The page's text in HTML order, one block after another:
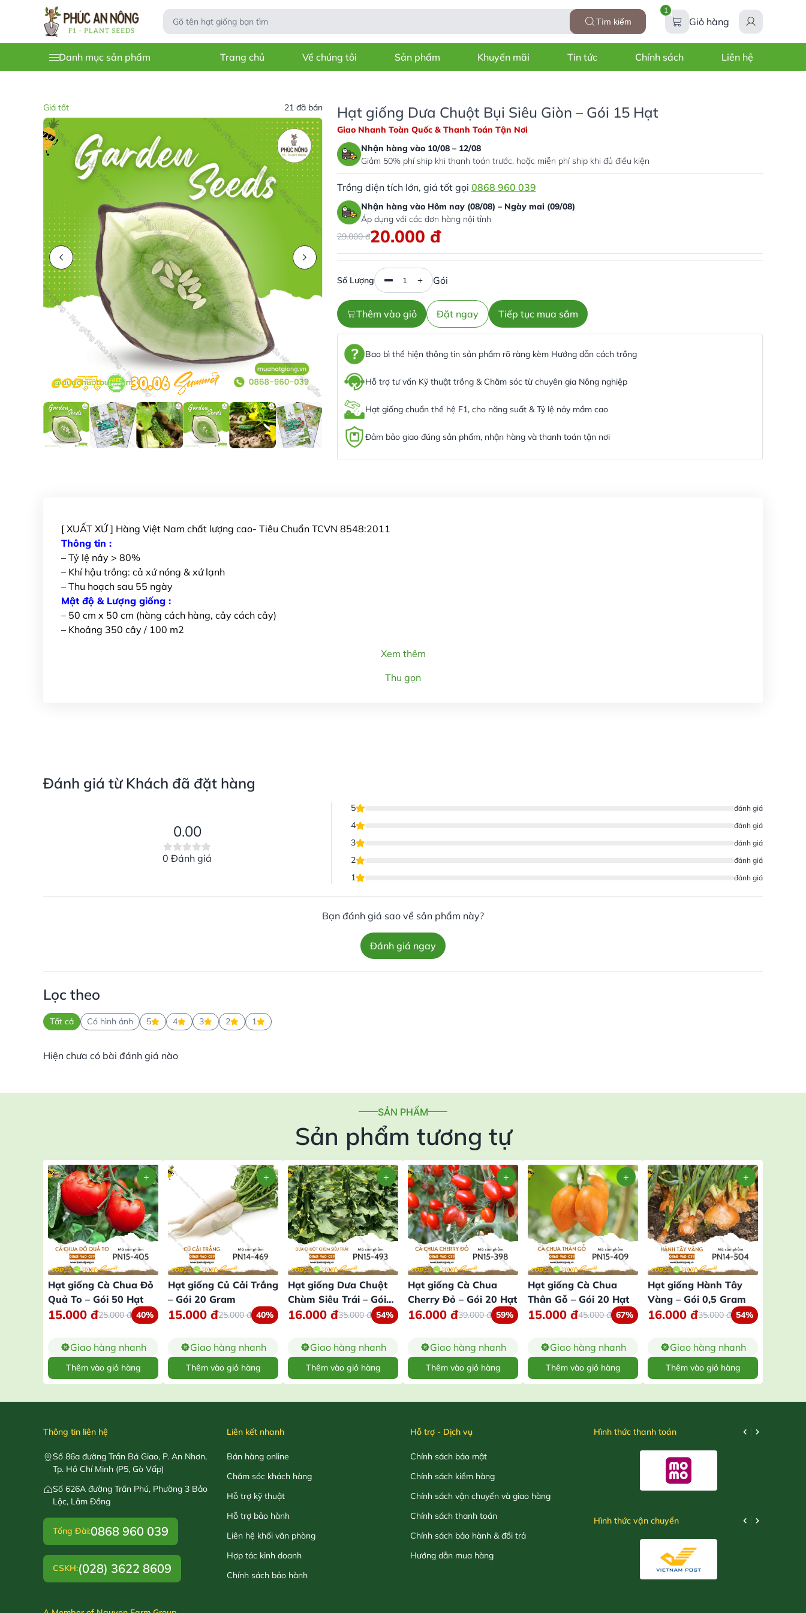
Tìm kiếm
1
Giỏ hàng
Danh mục sản phẩm Trang chủ Về chúng tôi Sản phẩm Khuyến mãi Tin tức Chính sách Liên hệ
Giá tốt 21 đã bán Hạt giống Dưa Chuột Bụi Siêu Giòn – Gói 15 Hạt
Giao Nhanh Toàn Quốc & Thanh Toán Tận Nơi
Nhận hàng vào 10/08 – 12/08
Giảm 50% phí ship khi thanh toán trước, hoặc miễn phí ship khi đủ điều kiện
Trồng diện tích lớn, giá tốt gọi 0868 960 039
Nhận hàng vào Hôm nay (08/08) – Ngày mai (09/08)
Áp dụng với các đơn hàng nội tỉnh
29.000đ20.000 đ
Số Lượng Gói
Thêm vào giỏ Đặt ngay Tiếp tục mua sắm
Bao bì thể hiện thông tin sản phẩm rõ ràng kèm Hướng dẫn cách trồng
Hỗ trợ tư vấn Kỹ thuật trồng & Chăm sóc từ chuyên gia Nông nghiệp
Hạt giống chuẩn thế hệ F1, cho năng suất & Tỷ lệ nảy mầm cao
Đảm bảo giao đúng sản phẩm, nhận hàng và thanh toán tận nơi
[ XUẤT XỨ ] Hàng Việt Nam chất lượng cao- Tiêu Chuẩn TCVN 8548:2011
Thông tin :
– Tỷ lệ nảy > 80%
– Khí hậu trồng: cả xứ nóng & xứ lạnh
– Thu hoạch sau 55 ngày
Mật độ & Lượng giống :
– 50 cm x 50 cm (hàng cách hàng, cây cách cây)
– Khoảng 350 cây / 100 m2
Xem thêm
Thu gọn
Đánh giá từ Khách đã đặt hàng
0.00
0 Đánh giá
5 đánh giá
4 đánh giá
3 đánh giá
2 đánh giá
1 đánh giá
Bạn đánh giá sao về sản phẩm này?
Đánh giá ngay
Lọc theo
Tất cả Có hình ảnh 5 4 3 2 1
Hiện chưa có bài đánh giá nào
SẢN PHẨM
Sản phẩm tương tự
Hạt giống Cà Chua Đỏ
Quả To – Gói 50 Hạt
15.000 đ25.000đ 40%
Giao hàng nhanh
Thêm vào giỏ hàng
Hạt giống Củ Cải Trắng
– Gói 20 Gram
15.000 đ25.000đ 40%
Giao hàng nhanh
Thêm vào giỏ hàng
Hạt giống Dưa Chuột
Chùm Siêu Trái – Gói
10 Hạt
16.000 đ35.000đ 54%
Giao hàng nhanh
Thêm vào giỏ hàng
Hạt giống Cà Chua
Cherry Đỏ – Gói 20 Hạt
16.000 đ39.000đ 59%
Giao hàng nhanh
Thêm vào giỏ hàng
Hạt giống Cà Chua
Thân Gỗ – Gói 20 Hạt
15.000 đ45.000đ 67%
Giao hàng nhanh
Thêm vào giỏ hàng
Hạt giống Hành Tây
Vàng – Gói 0,5 Gram
16.000 đ35.000đ 54%
Giao hàng nhanh
Thêm vào giỏ hàng
Thông tin liên hệ
Số 86a đường Trần Bá Giao, P. An Nhơn,
Tp. Hồ Chí Minh (P5, Gò Vấp)
Số 626A đường Trần Phú, Phường 3 Bảo
Lộc, Lâm Đồng
Tổng Đài:0868 960 039
CSKH:(028) 3622 8609
Liên kết nhanh
Bán hàng online
Chăm sóc khách hàng
Hỗ trợ kỹ thuật
Hỗ trợ bảo hành
Liên hệ khối văn phòng
Hợp tác kinh doanh
Chính sách bảo hành
Hỗ trợ - Dịch vụ
Chính sách bảo mật
Chính sách kiểm hàng
Chính sách vận chuyển và giao hàng
Chính sách thanh toán
Chính sách bảo hành & đổi trả
Hướng dẫn mua hàng
Hình thức thanh toán
Hình thức vận chuyển